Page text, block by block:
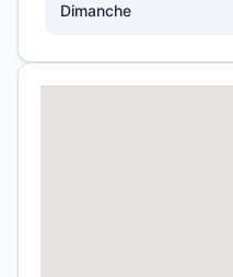
Dimanche